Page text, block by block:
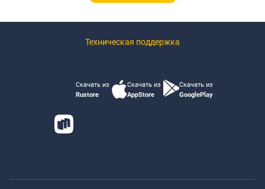
Техническая поддержка
Скачать из
Rustore
Скачать из
AppStore
Скачать из
GooglePlay